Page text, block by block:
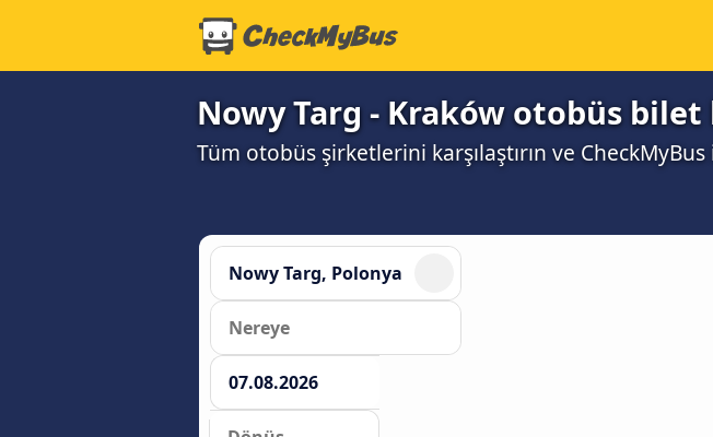
Nowy Targ - Kraków otobüs bilet
Tüm otobüs şirketlerini karşılaştırın ve